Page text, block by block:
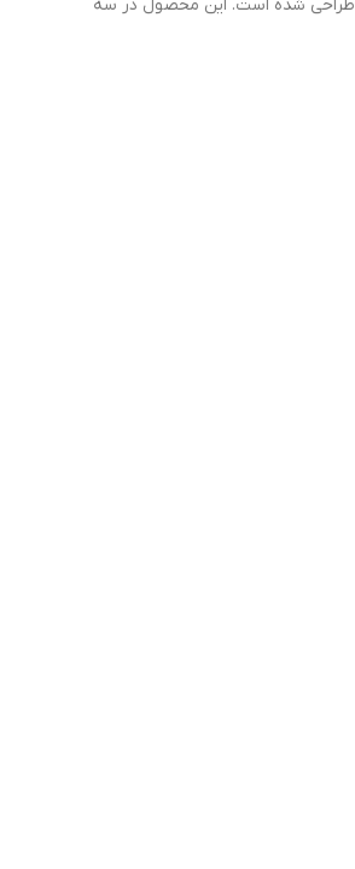
طراحی شده است. این محصول در سه